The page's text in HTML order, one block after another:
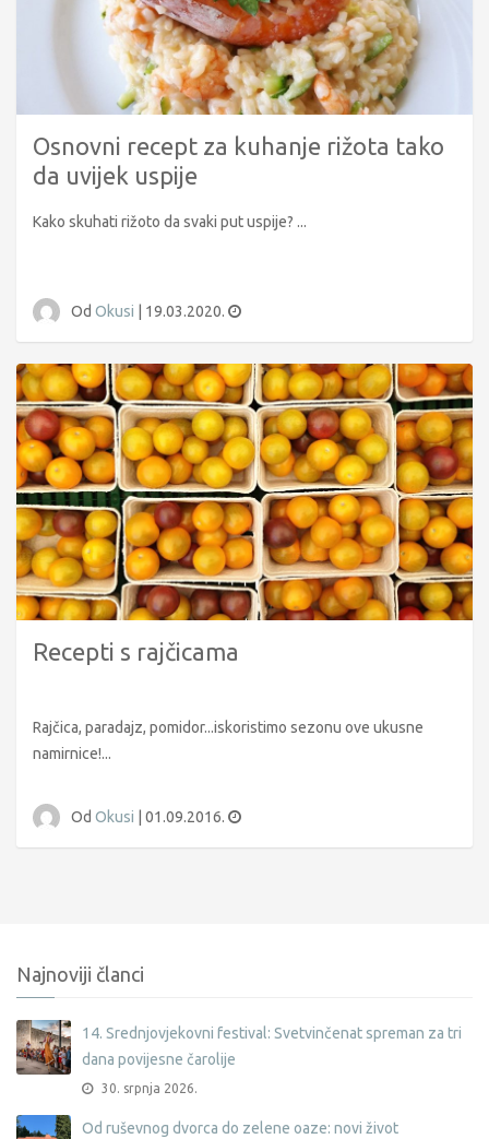
Osnovni recept za kuhanje rižota tako
da uvijek uspije
Kako skuhati rižoto da svaki put uspije? ...
Od Okusi 19.03.2020.
Recepti s rajčicama
Rajčica, paradajz, pomidor...iskoristimo sezonu ove ukusne
namirnice!...
Od Okusi 01.09.2016.
Najnoviji članci
14. Srednjovjekovni festival: Svetvinčenat spreman za tri
dana povijesne čarolije
30. srpnja 2026.
Od ruševnog dvorca do zelene oaze: novi život